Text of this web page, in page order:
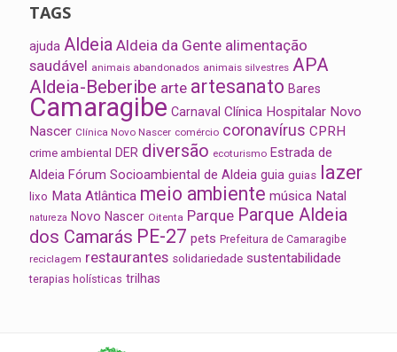
TAGS
ajuda Aldeia Aldeia da Gente alimentação
saudável animais abandonados animais silvestres APA
Aldeia-Beberibe arte artesanato Bares
Camaragibe Carnaval Clínica Hospitalar Novo
Nascer Clínica Novo Nascer comércio coronavírus CPRH
crime ambiental DER diversão ecoturismo Estrada de
Aldeia Fórum Socioambiental de Aldeia guia guias lazer
lixo Mata Atlântica meio ambiente música Natal
natureza Novo Nascer Oitenta Parque Parque Aldeia
dos Camarás PE-27 pets Prefeitura de Camaragibe
reciclagem restaurantes solidariedade sustentabilidade
terapias holísticas trilhas